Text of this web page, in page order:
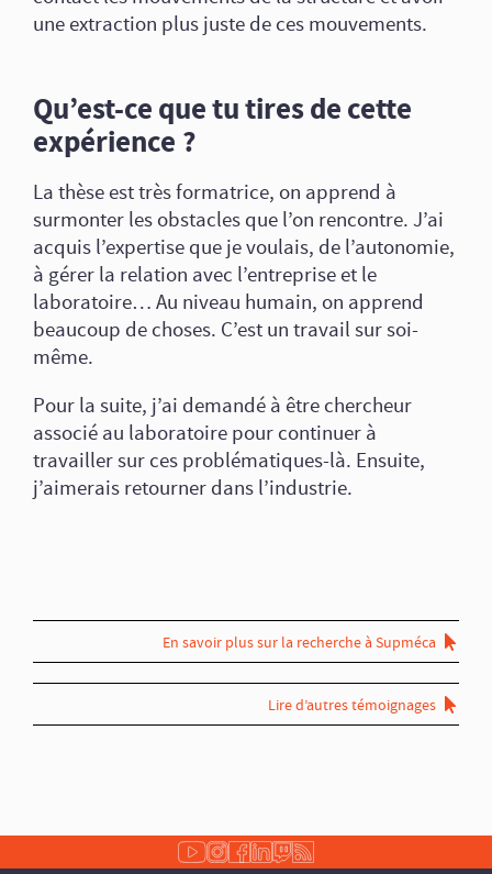
une extraction plus juste de ces mouvements.
Qu’est-ce que tu tires de cette
expérience ?
La thèse est très formatrice, on apprend à
surmonter les obstacles que l’on rencontre. J’ai
acquis l’expertise que je voulais, de l’autonomie,
à gérer la relation avec l’entreprise et le
laboratoire… Au niveau humain, on apprend
beaucoup de choses. C’est un travail sur soi-
même.
Pour la suite, j’ai demandé à être chercheur
associé au laboratoire pour continuer à
travailler sur ces problématiques-là. Ensuite,
j’aimerais retourner dans l’industrie.
En savoir plus sur la recherche à Supméca
Lire d’autres témoignages